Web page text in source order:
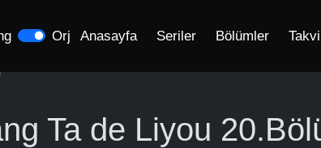
Orj Anasayfa Seriler Bölümler
Ta de Liyou